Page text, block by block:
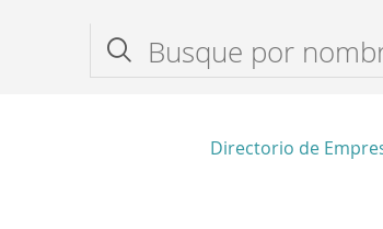
Directorio de